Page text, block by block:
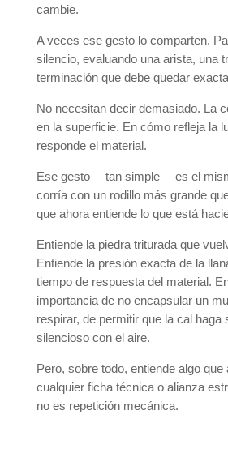
cambie.
A veces ese gesto lo comparten.
silencio, evaluando una arista, una
terminación que debe quedar
No necesitan decir demasiado. La
en la superficie. En cómo refleja la
responde el material.
Ese gesto —tan simple— es el
corría con un rodillo más grande
que ahora entiende lo que está
Entiende la piedra triturada que
Entiende la presión exacta de la
tiempo de respuesta del material.
importancia de no encapsular un
respirar, de permitir que la cal haga
silencioso con el aire.
Pero, sobre todo, entiende algo que
cualquier ficha técnica o alianza
no es repetición mecánica.